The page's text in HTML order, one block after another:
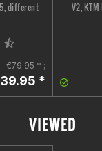
different
€79.95 *;
*
V2, KTM
VIEWED